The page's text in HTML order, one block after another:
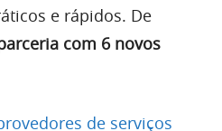
e rápidos. De
com 6 novos
de serviços